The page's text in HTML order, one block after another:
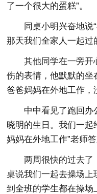
了一个很大的蛋糕”。
同桌小明兴奋地说
那天我们全家人一起过
其他同学在一旁开
伤的表情，他默默的坐
爸爸妈妈在外地工作，
中中看见了跑回办
晓明的生日。我们一
妈妈在外地工作”老师
两周很快的过去了
桌说我们一起去操场
到全班的学生都在操场